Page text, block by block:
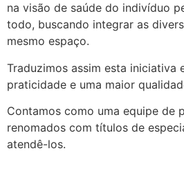
na visão de saúde do indivíduo
todo, buscando integrar as
mesmo espaço.
Traduzimos assim esta iniciativa
praticidade e uma maior
Contamos como uma equipe de
renomados com títulos de
atendê-los.